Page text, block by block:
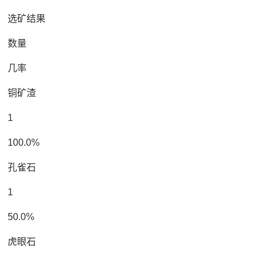
选矿结果
数量
几率
铜矿渣
1
100.0%
孔雀石
1
50.0%
虎眼石